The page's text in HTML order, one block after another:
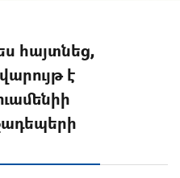
հայտնեց,
է